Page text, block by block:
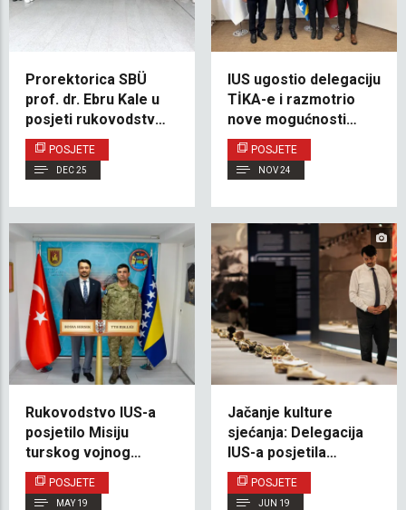
Prorektorica SBÜ
prof. dr. Ebru Kale u
posjeti rukovodstvu
IUS-a i studentima
medicine
POSJETE
DEC 25
IUS ugostio delegaciju
TİKA-e i razmotrio
nove mogućnosti
saradnje
POSJETE
NOV 24
Rukovodstvo IUS-a
posjetilo Misiju
turskog vojnog
predstavništva u BiH
POSJETE
MAY 19
Jačanje kulture
sjećanja: Delegacija
IUS-a posjetila
Memorijalni centar
Srebrenica
POSJETE
JUN 19